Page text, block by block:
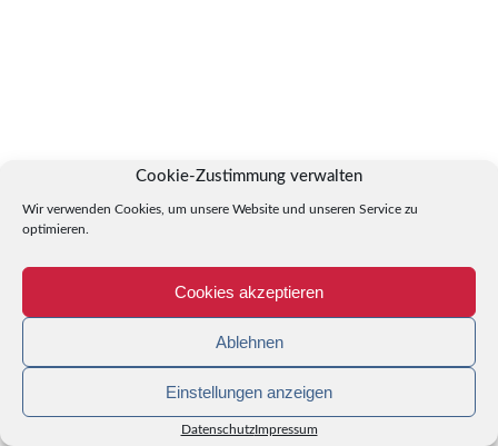
Cookie-Zustimmung verwalten
Wir verwenden Cookies, um unsere Website und unseren Service zu
optimieren.
Cookies akzeptieren
Ablehnen
Einstellungen anzeigen
DatenschutzImpressum